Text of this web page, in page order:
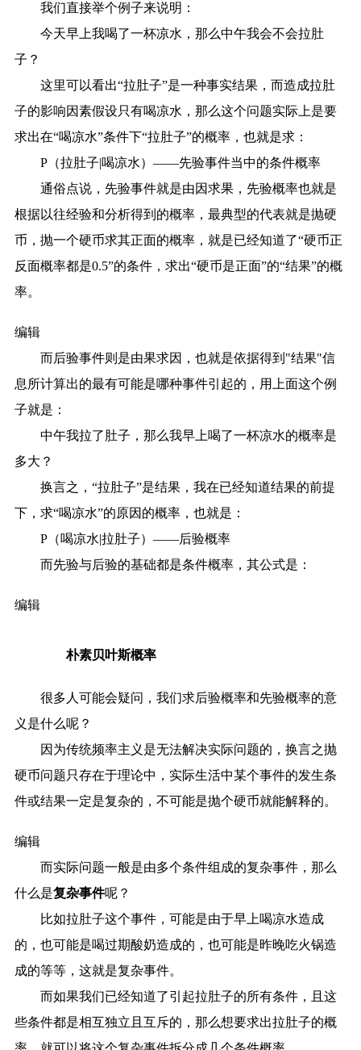
我们直接举个例子来说明：
今天早上我喝了一杯凉水，那么中午我会不会拉肚
子？
这里可以看出“拉肚子”是一种事实结果，而造成拉肚
子的影响因素假设只有喝凉水，那么这个问题实际上是要
求出在“喝凉水”条件下“拉肚子”的概率，也就是求：
P（拉肚子|喝凉水）——先验事件当中的条件概率
通俗点说，先验事件就是由因求果，先验概率也就是
根据以往经验和分析得到的概率，最典型的代表就是抛硬
币，抛一个硬币求其正面的概率，就是已经知道了“硬币正
反面概率都是0.5”的条件，求出“硬币是正面”的“结果”的概
率。
编辑
而后验事件则是由果求因，也就是依据得到"结果"信
息所计算出的最有可能是哪种事件引起的，用上面这个例
子就是：
中午我拉了肚子，那么我早上喝了一杯凉水的概率是
多大？
换言之，“拉肚子”是结果，我在已经知道结果的前提
下，求“喝凉水”的原因的概率，也就是：
P（喝凉水|拉肚子）——后验概率
而先验与后验的基础都是条件概率，其公式是：
编辑
朴素贝叶斯概率
很多人可能会疑问，我们求后验概率和先验概率的意
义是什么呢？
因为传统频率主义是无法解决实际问题的，换言之抛
硬币问题只存在于理论中，实际生活中某个事件的发生条
件或结果一定是复杂的，不可能是抛个硬币就能解释的。
编辑
而实际问题一般是由多个条件组成的复杂事件，那么
什么是复杂事件呢？
比如拉肚子这个事件，可能是由于早上喝凉水造成
的，也可能是喝过期酸奶造成的，也可能是昨晚吃火锅造
成的等等，这就是复杂事件。
而如果我们已经知道了引起拉肚子的所有条件，且这
些条件都是相互独立且互斥的，那么想要求出拉肚子的概